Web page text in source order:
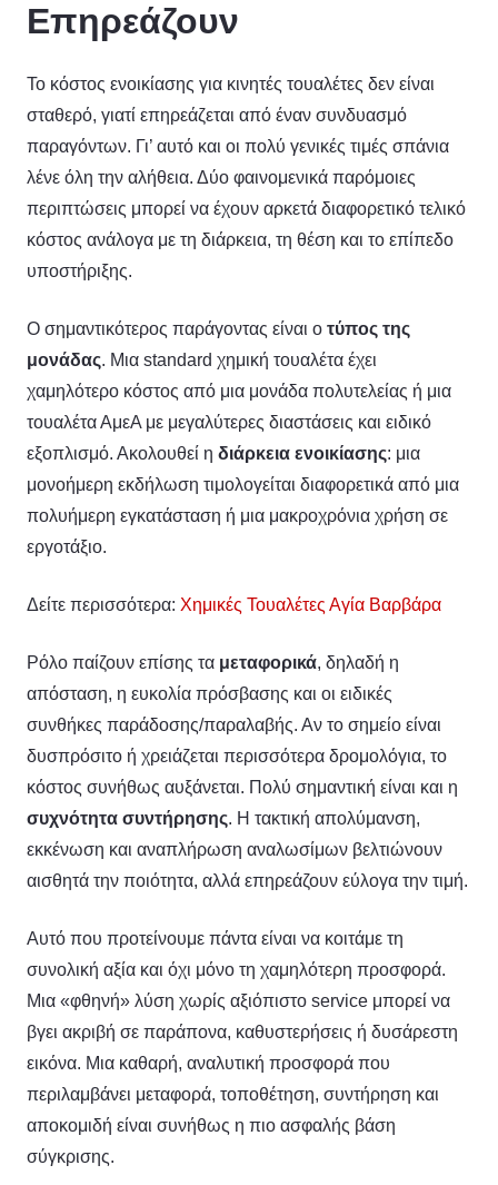
Επηρεάζουν
Το κόστος ενοικίασης για κινητές τουαλέτες δεν είναι
σταθερό, γιατί επηρεάζεται από έναν συνδυασμό
παραγόντων. Γι’ αυτό και οι πολύ γενικές τιμές σπάνια
λένε όλη την αλήθεια. Δύο φαινομενικά παρόμοιες
περιπτώσεις μπορεί να έχουν αρκετά διαφορετικό τελικό
κόστος ανάλογα με τη διάρκεια, τη θέση και το επίπεδο
υποστήριξης.
Ο σημαντικότερος παράγοντας είναι ο τύπος της
μονάδας. Μια standard χημική τουαλέτα έχει
χαμηλότερο κόστος από μια μονάδα πολυτελείας ή μια
τουαλέτα ΑμεΑ με μεγαλύτερες διαστάσεις και ειδικό
εξοπλισμό. Ακολουθεί η διάρκεια ενοικίασης: μια
μονοήμερη εκδήλωση τιμολογείται διαφορετικά από μια
πολυήμερη εγκατάσταση ή μια μακροχρόνια χρήση σε
εργοτάξιο.
Δείτε περισσότερα: Χημικές Τουαλέτες Αγία Βαρβάρα
Ρόλο παίζουν επίσης τα μεταφορικά, δηλαδή η
απόσταση, η ευκολία πρόσβασης και οι ειδικές
συνθήκες παράδοσης/παραλαβής. Αν το σημείο είναι
δυσπρόσιτο ή χρειάζεται περισσότερα δρομολόγια, το
κόστος συνήθως αυξάνεται. Πολύ σημαντική είναι και η
συχνότητα συντήρησης. Η τακτική απολύμανση,
εκκένωση και αναπλήρωση αναλωσίμων βελτιώνουν
αισθητά την ποιότητα, αλλά επηρεάζουν εύλογα την τιμή.
Αυτό που προτείνουμε πάντα είναι να κοιτάμε τη
συνολική αξία και όχι μόνο τη χαμηλότερη προσφορά.
Μια «φθηνή» λύση χωρίς αξιόπιστο service μπορεί να
βγει ακριβή σε παράπονα, καθυστερήσεις ή δυσάρεστη
εικόνα. Μια καθαρή, αναλυτική προσφορά που
περιλαμβάνει μεταφορά, τοποθέτηση, συντήρηση και
αποκομιδή είναι συνήθως η πιο ασφαλής βάση
σύγκρισης.